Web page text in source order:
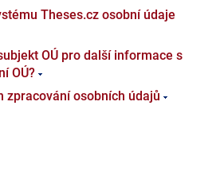
Theses.cz osobní údaje
OÚ pro další informace s
OÚ?
zpracování osobních údajů